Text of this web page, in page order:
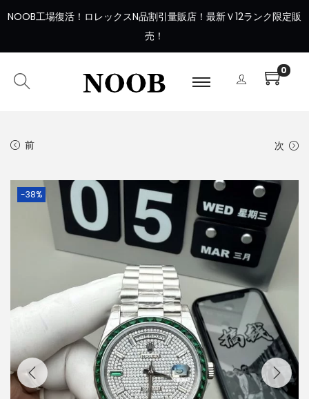
NOOB工場復活 ！ ロレックスN品割引量販店！最新Ｖ12ランク限定販
売！
0
前 次
-38%